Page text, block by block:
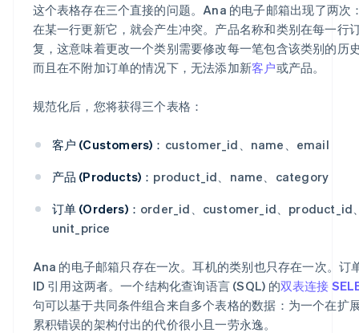
这个表格存在三个直接的问题。Ana 的电子邮箱出现了两次
在某一行更新它，就会产生冲突。产品名称和类别在每一行
复，这意味着更改一个类别需要修改每一笔包含该类别的历
而且在不附加订单的情况下，无法添加新客户或产品。
规范化后，您将获得三个表格：
客户 (Customers)： customer_id、name、email
产品 (Products)： product_id、name、category
订单 (Orders)： order_id、customer_id、product_id
unit_price
Ana 的电子邮箱只存在一次。耳机的类别也只存在一次。订
ID 引用这两者。一个结构化查询语言 (SQL) 的双表连接
句可以基于共同条件组合来自多个表格的数据：为一个在扩
累积错误的架构付出的代价很小且一劳永逸。